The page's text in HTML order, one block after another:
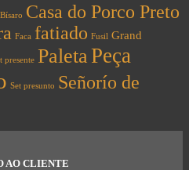
Bísaro Casa do Porco Preto
Faca fatiado Fusil Grand
presente PaletaPeça
Set presunto Señorío de
AO CLIENTE